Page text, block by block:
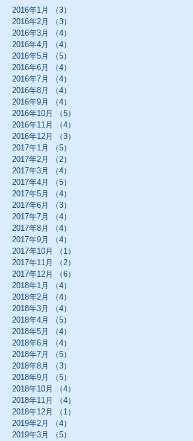
2016年1月 （3）
2016年2月
（3）
2016年3月
（4）
2016年4月
（4）
2016年5月
（5）
2016年6月
（4）
2016年7月
（4）
2016年8月
（4）
2016年9月
（4）
2016年10月
（5）
2016年11月
（4）
2016年12月
（3）
2017年1月
（5）
2017年2月
（2）
2017年3月
（4）
2017年4月
（5）
2017年5月
（4）
2017年6月
（3）
2017年7月
（4）
2017年8月
（4）
2017年9月
（4）
2017年10月
（1）
2017年11月
（2）
2017年12月
（6）
2018年1月
（4）
2018年2月
（4）
2018年3月
（4）
2018年4月
（5）
2018年5月
（4）
2018年6月
（4）
2018年7月
（5）
2018年8月
（3）
2018年9月
（5）
2018年10月
（4）
2018年11月
（4）
2018年12月
（1）
2019年2月
（4）
2019年3月
（5）